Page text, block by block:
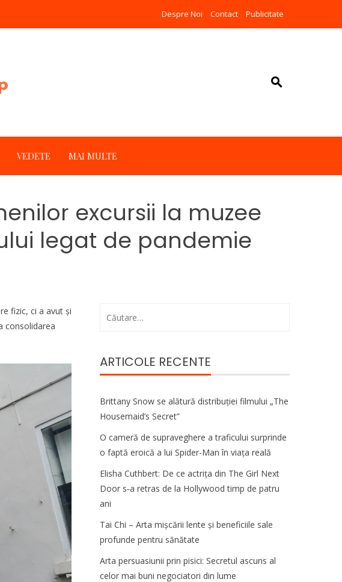
Despre Noi Contact Publicitate
VEDETE MAI MULTE
excursii la muzee
legat de pandemie
fizic, ci a avut și
consolidarea
ARTICOLE RECENTE
Brittany Snow se alătură distribuției filmului „The
Housemaid’s Secret”
O cameră de supraveghere a traficului surprinde
o faptă eroică a lui Spider-Man în viața reală
Elisha Cuthbert: De ce actrița din The Girl Next
Door s‑a retras de la Hollywood timp de patru
ani
Tai Chi – Arta mișcării lente și beneficiile sale
profunde pentru sănătate
Arta persuasiunii prin pisici: Secretul ascuns al
celor mai buni negociatori din lume